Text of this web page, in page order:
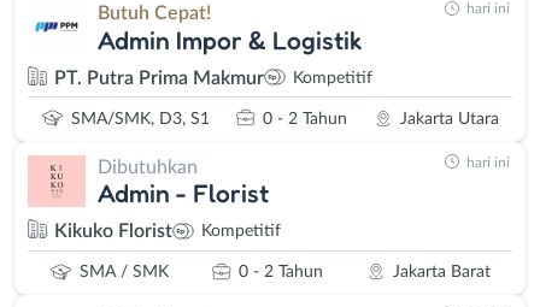
Butuh Cepat!
Admin Impor & Logistik
PT. Putra Prima Makmur Kompetitif
SMA/SMK, D3, S1 0 - 2 Tahun Jakarta Utara
hari ini
Dibutuhkan
Admin - Florist
Kikuko Florist Kompetitif
SMA / SMK 0 - 2 Tahun Jakarta Barat
hari ini